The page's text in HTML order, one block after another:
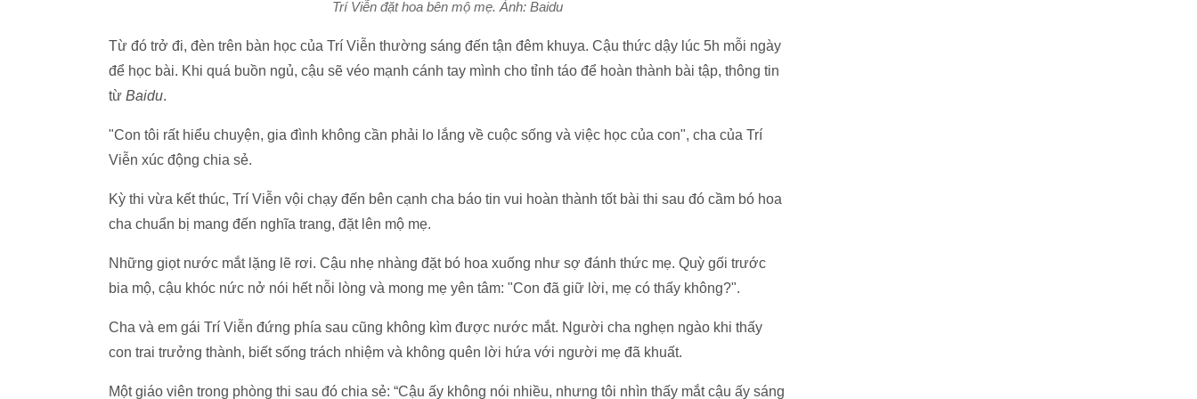
Trí Viễn đặt hoa bên mộ mẹ. Ảnh: Baidu
Từ đó trở đi, đèn trên bàn học của Trí Viễn thường sáng đến tận đêm khuya. Cậu thức dậy lúc 5h mỗi ngày
để học bài. Khi quá buồn ngủ, cậu sẽ véo mạnh cánh tay mình cho tỉnh táo để hoàn thành bài tập, thông tin
từ Baidu.
"Con tôi rất hiểu chuyện, gia đình không cần phải lo lắng về cuộc sống và việc học của con", cha của Trí
Viễn xúc động chia sẻ.
Kỳ thi vừa kết thúc, Trí Viễn vội chạy đến bên cạnh cha báo tin vui hoàn thành tốt bài thi sau đó cầm bó hoa
cha chuẩn bị mang đến nghĩa trang, đặt lên mộ mẹ.
Những giọt nước mắt lặng lẽ rơi. Cậu nhẹ nhàng đặt bó hoa xuống như sợ đánh thức mẹ. Quỳ gối trước
bia mộ, cậu khóc nức nở nói hết nỗi lòng và mong mẹ yên tâm: "Con đã giữ lời, mẹ có thấy không?".
Cha và em gái Trí Viễn đứng phía sau cũng không kìm được nước mắt. Người cha nghẹn ngào khi thấy
con trai trưởng thành, biết sống trách nhiệm và không quên lời hứa với người mẹ đã khuất.
Một giáo viên trong phòng thi sau đó chia sẻ: “Cậu ấy không nói nhiều, nhưng tôi nhìn thấy mắt cậu ấy sáng